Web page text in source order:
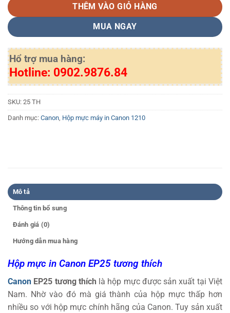
THÊM VÀO GIỎ HÀNG
MUA NGAY
Hổ trợ mua hàng:
Hotline: 0902.9876.84
SKU: 25 TH
Danh mục: Canon Hộp mực máy in Canon 1210
Mô tả
Thông tin bổ sung
Đánh giá (0)
Hướng dẫn mua hàng
Hộp mực in Canon EP25 tương thích
Canon EP25 tương thích là hộp mực được sản xuất tại Việt
Nam. Nhờ vào đó mà giá thành của hộp mực thấp hơn
nhiều so với hộp mực chính hãng của Canon. Tuy sản xuất